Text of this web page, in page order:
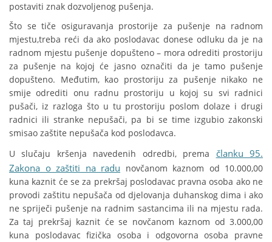
postaviti znak dozvoljenog pušenja.
Što se tiče osiguravanja prostorije za pušenje na radnom
mjestu,treba reći da ako poslodavac donese odluku da je na
radnom mjestu pušenje dopušteno – mora odrediti prostoriju
za pušenje na kojoj će jasno označiti da je tamo pušenje
dopušteno. Međutim, kao prostoriju za pušenje nikako ne
smije odrediti onu radnu prostoriju u kojoj su svi radnici
pušači, iz razloga što u tu prostoriju poslom dolaze i drugi
radnici ili stranke nepušači, pa bi se time izgubio zakonski
smisao zaštite nepušača kod poslodavca.
U slučaju kršenja navedenih odredbi, prema članku 95.
Zakona o zaštiti na radu novčanom kaznom od 10.000,00
kuna kaznit će se za prekršaj poslodavac pravna osoba ako ne
provodi zaštitu nepušača od djelovanja duhanskog dima i ako
ne spriječi pušenje na radnim sastancima ili na mjestu rada.
Za taj prekršaj kaznit će se novčanom kaznom od 3.000,00
kuna poslodavac fizička osoba i odgovorna osoba pravne